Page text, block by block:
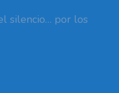
silencio… por los